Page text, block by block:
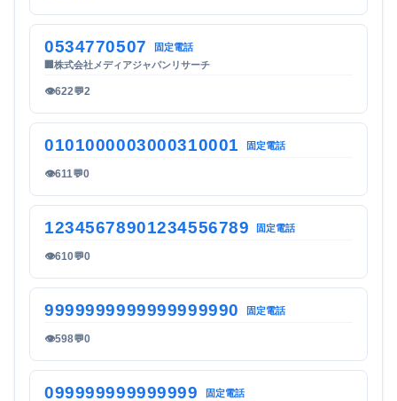
0534770507
固定電話
株式会社メディアジャパンリサーチ
👁622💬2
0101000003000310001 固定電話
👁611💬0
12345678901234556789 固定電話
👁610💬0
9999999999999999990 固定電話
👁598💬0
099999999999999 固定電話